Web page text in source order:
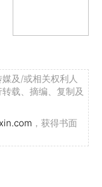
及/或相关权利人
载、摘编、复制及
，获得书面